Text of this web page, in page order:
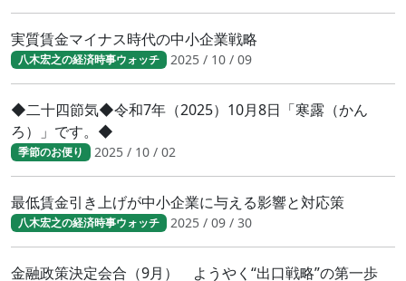
実質賃金マイナス時代の中小企業戦略
八木宏之の経済時事ウォッチ 2025 / 10 / 09
◆二十四節気◆令和7年（2025）10月8日「寒露（かん
ろ）」です。◆
季節のお便り 2025 / 10 / 02
最低賃金引き上げが中小企業に与える影響と対応策
八木宏之の経済時事ウォッチ 2025 / 09 / 30
金融政策決定会合（9月） ようやく“出口戦略”の第一歩